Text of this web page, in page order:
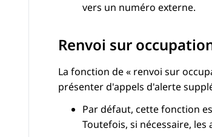
vers un numéro externe.
Renvoi sur
La fonction de « renvoi sur
présenter d'appels d'alerte
Par défaut, cette fonction
Toutefois, si nécessaire,